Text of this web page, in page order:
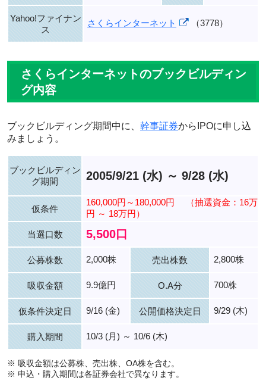
Yahoo!ファイナン
ス
さくらインターネット （3778）
さくらインターネットのブックビルディン
グ内容
ブックビルディング期間中に、 幹事証券からIPOに申し込
みましょう。
ブックビルディン
グ期間
2005/9/21 (水) ～ 9/28 (水)
仮条件
160,000円～180,000円
（抽選資金：16万
円 ～ 18万円）
当選口数 5,500口
公募株数 2,000株 売出株数 2,800株
吸収金額 9.9億円 O.A分 700株
仮条件決定日 9/16 (金) 公開価格決定日 9/29 (木)
購入期間 10/3 (月) ～ 10/6 (木)
※ 吸収金額は公募株、売出株、OA株を含む。
※ 申込・購入期間は各証券会社で異なります。